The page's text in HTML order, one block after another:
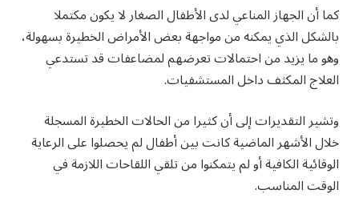
كما أن الجهاز المناعي لدى الأطفال الصغار لا يكون مكتملا
بالشكل الذي يمكنه من مواجهة بعض الأمراض الخطيرة بسهولة،
وهو ما يزيد من احتمالات تعرضهم لمضاعفات قد تستدعي
العلاج المكثف داخل المستشفيات.
وتشير التقديرات إلى أن كثيرا من الحالات الخطيرة المسجلة
خلال الأشهر الماضية كانت بين أطفال لم يحصلوا على الرعاية
الوقائية الكافية أو لم يتمكنوا من تلقي اللقاحات اللازمة في
الوقت المناسب.